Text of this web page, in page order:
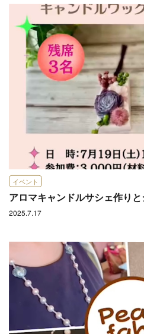
イベント
アロマキャンドルサシェ作り
2025.7.17